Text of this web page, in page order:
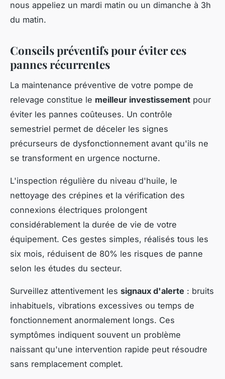
nous appeliez un mardi matin ou un dimanche à 3h
du matin.
Conseils préventifs pour éviter ces
pannes récurrentes
La maintenance préventive de votre pompe de
relevage constitue le meilleur investissement pour
éviter les pannes coûteuses. Un contrôle
semestriel permet de déceler les signes
précurseurs de dysfonctionnement avant qu'ils ne
se transforment en urgence nocturne.
L'inspection régulière du niveau d'huile, le
nettoyage des crépines et la vérification des
connexions électriques prolongent
considérablement la durée de vie de votre
équipement. Ces gestes simples, réalisés tous les
six mois, réduisent de 80% les risques de panne
selon les études du secteur.
Surveillez attentivement les signaux d'alerte : bruits
inhabituels, vibrations excessives ou temps de
fonctionnement anormalement longs. Ces
symptômes indiquent souvent un problème
naissant qu'une intervention rapide peut résoudre
sans remplacement complet.